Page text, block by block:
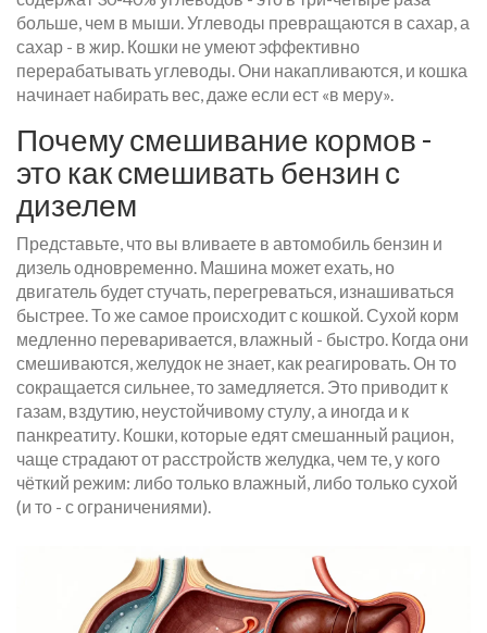
больше, чем в мыши. Углеводы превращаются в сахар, а
сахар - в жир. Кошки не умеют эффективно
перерабатывать углеводы. Они накапливаются, и кошка
начинает набирать вес, даже если ест «в меру».
Почему смешивание кормов -
это как смешивать бензин с
дизелем
Представьте, что вы вливаете в автомобиль бензин и
дизель одновременно. Машина может ехать, но
двигатель будет стучать, перегреваться, изнашиваться
быстрее. То же самое происходит с кошкой. Сухой корм
медленно переваривается, влажный - быстро. Когда они
смешиваются, желудок не знает, как реагировать. Он то
сокращается сильнее, то замедляется. Это приводит к
газам, вздутию, неустойчивому стулу, а иногда и к
панкреатиту. Кошки, которые едят смешанный рацион,
чаще страдают от расстройств желудка, чем те, у кого
чёткий режим: либо только влажный, либо только сухой
(и то - с ограничениями).